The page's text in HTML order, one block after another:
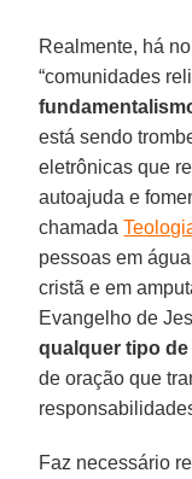
Realmente, há
“comunidades
está sendo
eletrônicas que
autoajuda e
chamada
pessoas em
cristã e em
Evangelho de
qualquer tipo
de oração que
Faz necessário